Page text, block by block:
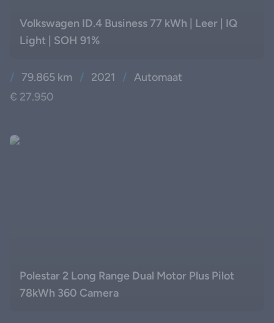
/ 79.865 km / 2021 / Automaat
€ 27.950
Volkswagen ID.4 Business 77 kWh | Leer | IQ
Light | SOH 91%
Polestar 2 Long Range Dual Motor Plus Pilot
78kWh 360 Camera